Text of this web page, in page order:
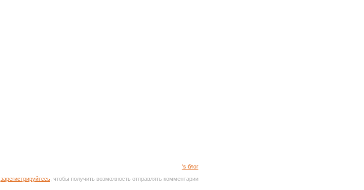
's блог
зарегистрируйтесь, чтобы получить возможность отправлять комментарии